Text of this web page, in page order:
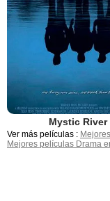
Mystic River
Ver más películas :
Mejores películas Drama